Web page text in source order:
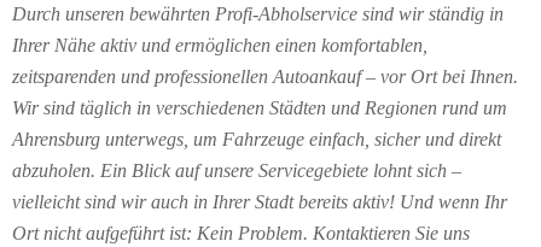
Durch unseren bewährten Profi-Abholservice sind wir ständig in
Ihrer Nähe aktiv und ermöglichen einen komfortablen,
zeitsparenden und professionellen Autoankauf – vor Ort bei Ihnen.
Wir sind täglich in verschiedenen Städten und Regionen rund um
Ahrensburg unterwegs, um Fahrzeuge einfach, sicher und direkt
abzuholen. Ein Blick auf unsere Servicegebiete lohnt sich –
vielleicht sind wir auch in Ihrer Stadt bereits aktiv! Und wenn Ihr
Ort nicht aufgeführt ist: Kein Problem. Kontaktieren Sie uns